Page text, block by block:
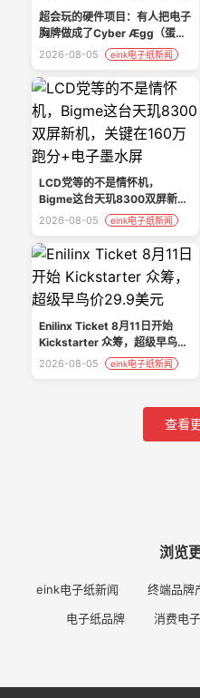
超会玩的硬件项目：有人把电子
胸牌做成了Cyber Ægg（蛋形
徽章）
2026-08-05 eink电子纸新闻
LCD党等的不是情怀机，
Bigme这台天玑8300双屏新
机，关键在160万跑分+电子墨
2026-08-05 eink电子纸新闻
Enilinx Ticket 8月11日开始
Kickstarter 众筹，超级早鸟价
29.9美元
2026-08-05 eink电子纸新闻
查看
浏览
eink电子纸新闻 终端品牌
电子纸品牌
消费电子